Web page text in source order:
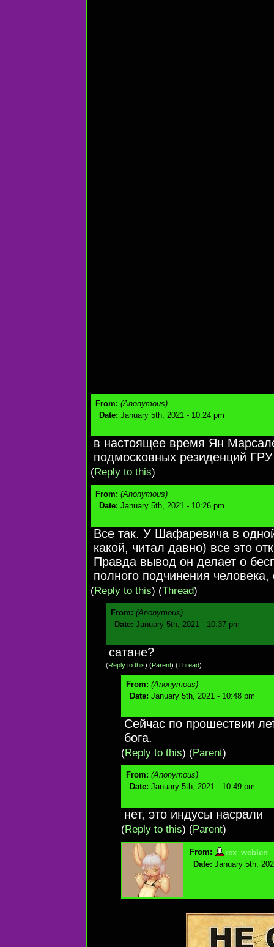
From: (Anonymous)
Date: January 5th, 2021 - 10:24 pm
в настоящее время Ян
подмосковных резиденций ГРУ
(Reply to this)
From: (Anonymous)
Date: January 5th, 2021 - 10:26 pm
Все так. У Шафаревича в
какой, читал давно) все это
Правда вывод он делает о
полного подчинения
(Reply to this) (Thread)
From: (Anonymous)
Date: January 5th, 2021 - 10:37 pm
сатане?
(Reply to this) (Parent) (Thread)
From: (Anonymous)
Date: January 5th, 2021 - 10:48 pm
Сейчас по прошествии
бога.
(Reply to this) (Parent)
From: (Anonymous)
Date: January 5th, 2021 - 10:49 pm
нет, это индусы насрали
(Reply to this) (Parent)
From:
rex_weblen
Date: January 5th,